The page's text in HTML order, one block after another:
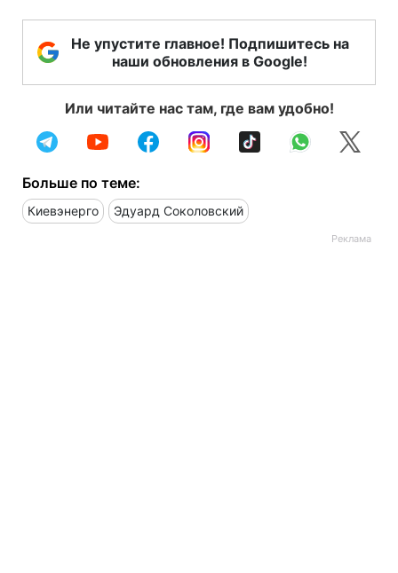
Не упустите главное! Подпишитесь на
наши обновления в Google!
Или читайте нас там, где вам удобно!
Больше по теме:
Киевэнерго Эдуард Соколовский